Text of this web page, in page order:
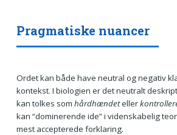
Pragmatiske nuancer
Ordet kan både have neutral og negativ
kontekst. I biologien er det neutralt
kan tolkes som hårdhændeteller
kan “dominerende ide” i videnskabelig
mest accepterede forklaring.